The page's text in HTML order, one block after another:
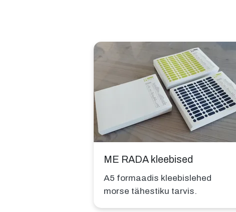
ME RADA kleebised
A5 formaadis kleebislehed
morse tähestiku tarvis.